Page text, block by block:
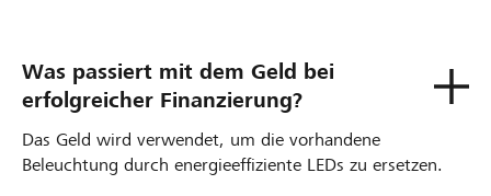
Was passiert mit dem Geld bei
erfolgreicher Finanzierung?
Das Geld wird verwendet, um die vorhandene
Beleuchtung durch energieeffiziente LEDs zu ersetzen.